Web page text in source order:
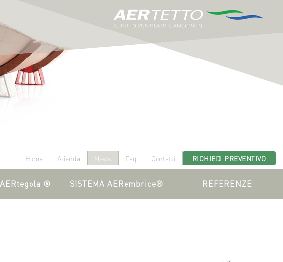
Home Azienda News Faq Contatti RICHIEDI PREVENTIVO
AERtegola ® SISTEMA AERembrice® REFERENZE